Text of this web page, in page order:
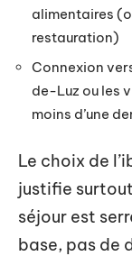
alimentaires
restauration)
Connexion
de-Luz ou les
moins d’une
Le choix de
justifie
séjour est
base, pas de